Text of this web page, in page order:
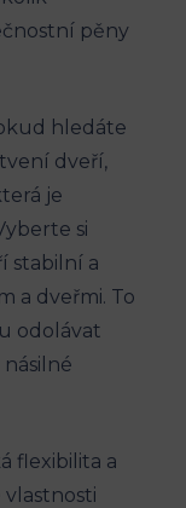
pěny
hledáte
dveří,
je
si
stabilní a
a dveřmi. To
odolávat
flexibilita a